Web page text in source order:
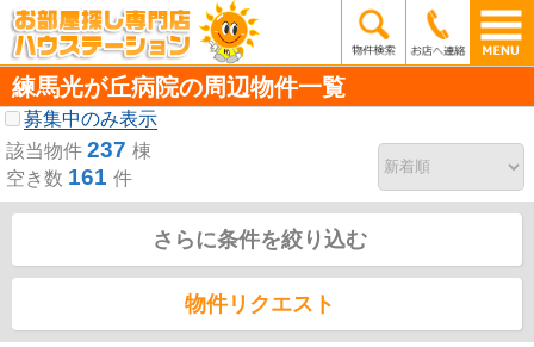
練馬光が丘病院の周辺物件一覧
募集中のみ表示
該当物件 237 棟
空き数 161 件
さらに条件を絞り込む
物件リクエスト